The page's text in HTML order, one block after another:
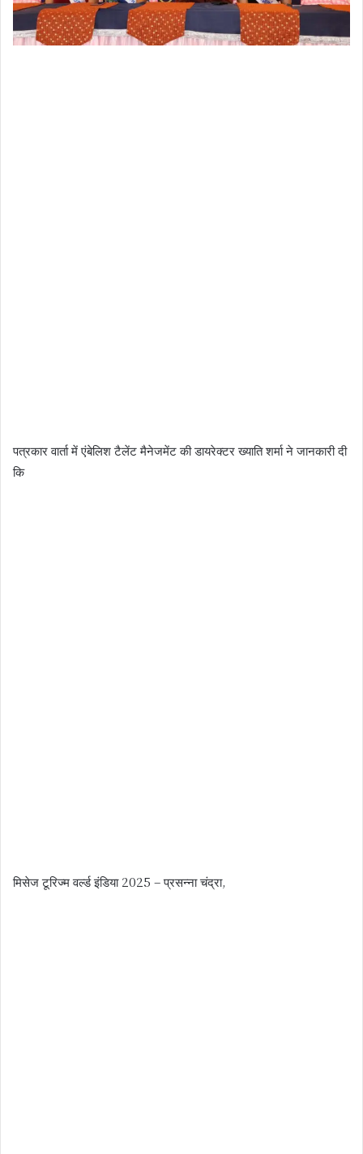
पत्रकार वार्ता में एंबेलिश टैलेंट मैनेजमेंट की डायरेक्टर ख्याति शर्मा ने जानकारी दी
कि
मिसेज टूरिज्म वर्ल्ड इंडिया 2025 – प्रसन्ना चंद्रा,